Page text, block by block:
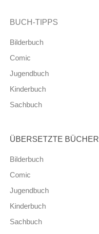
BUCH-TIPPS
Bilderbuch
Comic
Jugendbuch
Kinderbuch
Sachbuch
ÜBERSETZTE BÜCHER
Bilderbuch
Comic
Jugendbuch
Kinderbuch
Sachbuch